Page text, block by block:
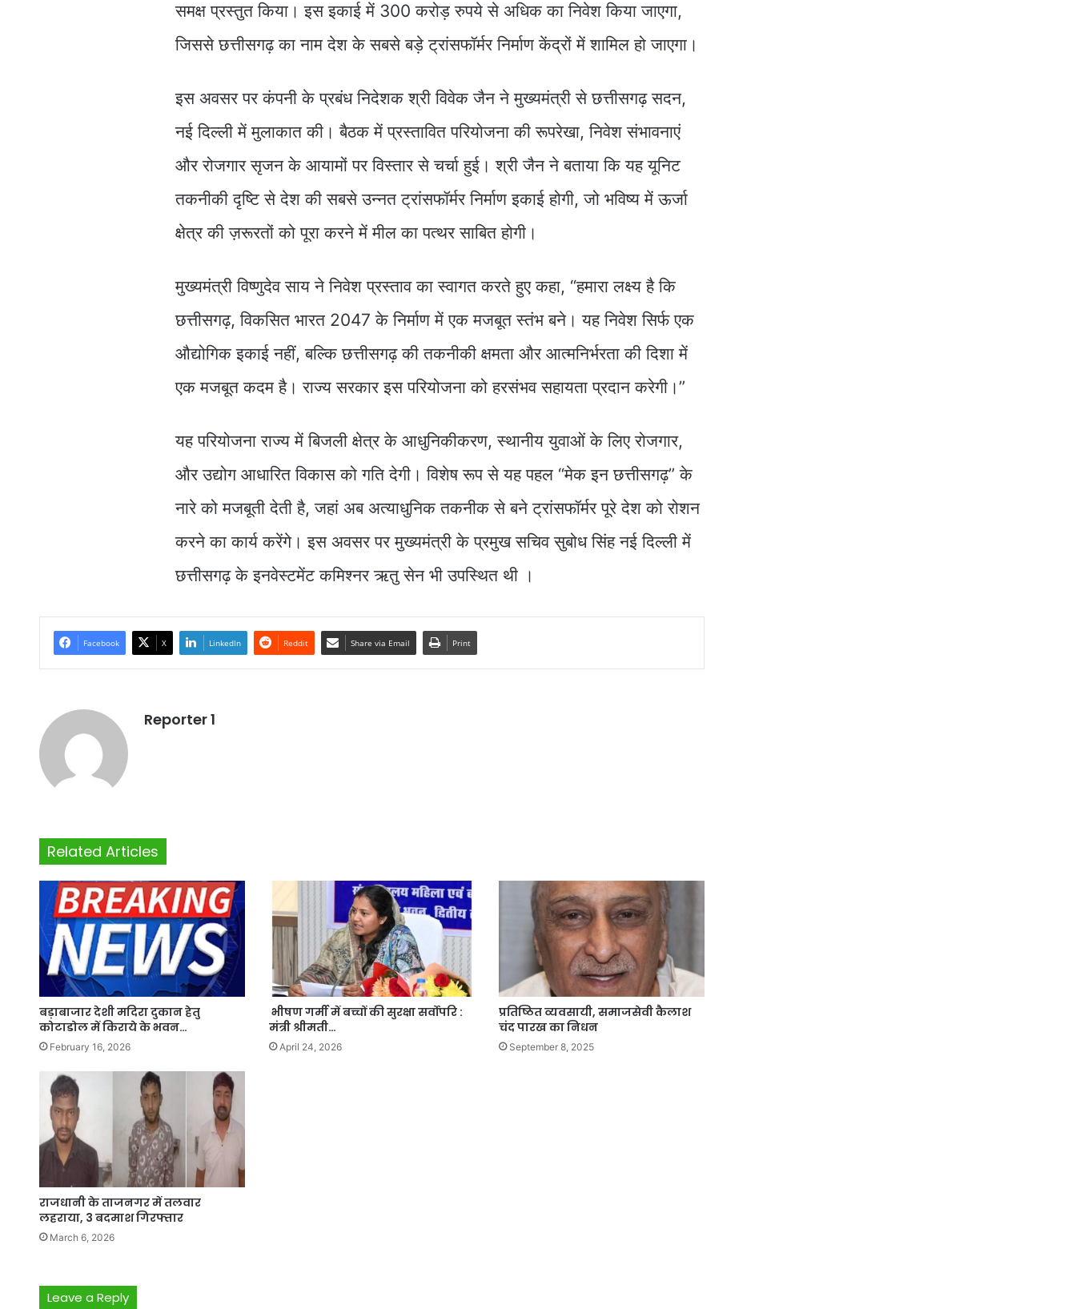
समक्ष प्रस्तुत किया। इस इकाई में 300 करोड़ रुपये से अधिक का निवेश किया जाएगा,
जिससे छत्तीसगढ़ का नाम देश के सबसे बड़े ट्रांसफॉर्मर निर्माण केंद्रों में शामिल हो जाएगा।
इस अवसर पर कंपनी के प्रबंध निदेशक श्री विवेक जैन ने मुख्यमंत्री से छत्तीसगढ़ सदन,
नई दिल्ली में मुलाकात की। बैठक में प्रस्तावित परियोजना की रूपरेखा, निवेश संभावनाएं
और रोजगार सृजन के आयामों पर विस्तार से चर्चा हुई। श्री जैन ने बताया कि यह यूनिट
तकनीकी दृष्टि से देश की सबसे उन्नत ट्रांसफॉर्मर निर्माण इकाई होगी, जो भविष्य में ऊर्जा
क्षेत्र की ज़रूरतों को पूरा करने में मील का पत्थर साबित होगी।
मुख्यमंत्री विष्णुदेव साय ने निवेश प्रस्ताव का स्वागत करते हुए कहा, “हमारा लक्ष्य है कि
छत्तीसगढ़, विकसित भारत 2047 के निर्माण में एक मजबूत स्तंभ बने। यह निवेश सिर्फ एक
औद्योगिक इकाई नहीं, बल्कि छत्तीसगढ़ की तकनीकी क्षमता और आत्मनिर्भरता की दिशा में
एक मजबूत कदम है। राज्य सरकार इस परियोजना को हरसंभव सहायता प्रदान करेगी।”
यह परियोजना राज्य में बिजली क्षेत्र के आधुनिकीकरण, स्थानीय युवाओं के लिए रोजगार,
और उद्योग आधारित विकास को गति देगी। विशेष रूप से यह पहल “मेक इन छत्तीसगढ़” के
नारे को मजबूती देती है, जहां अब अत्याधुनिक तकनीक से बने ट्रांसफॉर्मर पूरे देश को रोशन
करने का कार्य करेंगे। इस अवसर पर मुख्यमंत्री के प्रमुख सचिव सुबोध सिंह नई दिल्ली में
छत्तीसगढ़ के इनवेस्टमेंट कमिश्नर ऋतु सेन भी उपस्थित थी ।
Facebook X LinkedIn Reddit Share via Email Print
Reporter 1
Related Articles
बड़ाबाजार देशी मदिरा दुकान हेतु
कोटाडोल में किराये के भवन…
February 16, 2026
भीषण गर्मी में बच्चों की सुरक्षा सर्वोपरि :
मंत्री श्रीमती…
April 24, 2026
प्रतिष्ठित व्यवसायी, समाजसेवी कैलाश
चंद पारख का निधन
September 8, 2025
राजधानी के ताजनगर में तलवार
लहराया, 3 बदमाश गिरफ्तार
March 6, 2026
Leave a Reply